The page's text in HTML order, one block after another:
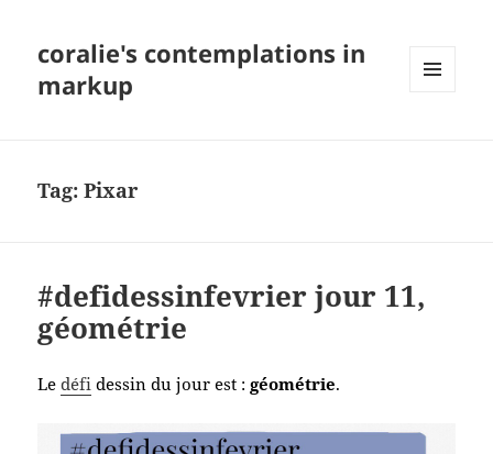
coralie's contemplations in
markup
Tag:Pixar
#defidessinfevrier jour 11,
géométrie
Ledéfi dessin du jour est :géométrie.